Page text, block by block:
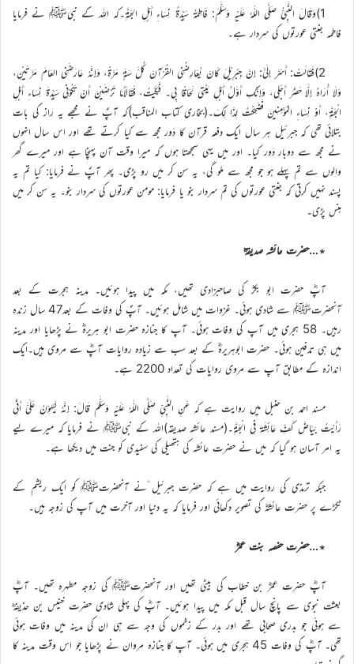
1)وَقَالَ النَّبِيُّ صَلَّى اللّٰهُ عَلَيْهِ وَسَلَّمَ: فَاطِمَةُ سَيِّدَةُ نِسَاءِ أَهْلِ الجَنَّةِ۔کہ اللہ کے نبیﷺ نے فرمایا
فاطمہ جنتی عورتوں کی سردار ہے۔
2)فَقَالَتْ: أَسَرَّ إِلَيَّ: إِنَّ جِبْرِيْلَ كَانَ يُعَارِضُنِي القُرْآنَ كُلَّ سَنَةٍ مَرَّةً، وَإِنَّهُ عَارَضَنِي العَامَ مَرَّتَيْنِ،
وَلَا أُرَاهُ إِلَّا حَضَرَ أَجَلِي، وَإِنَّكِ أَوَّلُ أَهْلِ بَيْتِي لَحَاقًا بِي۔ فَبَكَيْتُ، فَقَالَأَمَا تَرْضَيْنَ أَنْ تَكُوْنِي سَيِّدَةَ نِسَاءِ أَهْلِ
الْجَنَّةِ، أَوْ نِسَاءِ المُؤْمِنِينَ فَضَحِكْتُ لِذَا لِكَ۔(بخاری کتاب المناقب)کہ آپؐ نے مجھے یہ راز کی بات
بتلائی تھی کہ جبرئیل ہر سال ایک دفعہ قرآن کا دَور مجھ سے کیا کرتے تھے اور اس سال انہوں
نے مجھ سے دوبار دَور کیا۔ اور میں یہی سمجھتا ہوں کہ میرا وقت آن پہنچا ہے اور میرے گھر
والوں سے تم پہلے ہو جو مجھ سے ملو گی، یہ سن کر میں رو پڑی۔ پھر آپؐ نے فرمایا: کیا تم یہ
پسند نہیں کرتی کہ جنتی عورتوں کی تم سردار بنو یا فرمایا: مومن عورتوں کی سردار بنو۔ یہ سن کر میں
ہنس پڑی۔
٭…حضرت عائشہ صدیقہؓ
آپؓ حضرت ابو بکرؓ کی صاحبزادی تھیں، مکہ میں پیدا ہوئیں۔ مدینہ ہجرت کے بعد
آنحضرتﷺ سے شادی ہوئی۔ غزوات میں شامل ہوئیں۔ آپؐ کی وفات کے بعد47 سال زندہ
رہیں۔ 58 ہجری میں آپ کی وفات ہوئی۔ آپ کا جنازہ حضرت ابو ہریرہؓ نے پڑھایا اور مدینہ
میں ہی تدفین ہوئی۔ حضرت ابوہریرہؓ کے بعد سب سے زیادہ روایات آپؓ سے مروی ہیں۔ایک
اندازہ کے مطابق آپ سے مروی روایات کی تعداد 2200 ہے۔
مسند احمد بن حنبل میں روایت ہے کہ عَنِ النَّبِيِّ صَلَّى اللّٰهُ عَلَيْهِ وَسَلَّمَ قَالَ: إِنَّهُ لَيُهَوِّنُ عَلَيَّ أَنِّي
رَأَيْتُ بَيَاضَ كَفِّ عَائِشَةَ فِي الْجَنَّةِ۔(مسند عائشہ صدیقہ)اللہ کے نبیﷺ نے فرمایا کہ میرے لیے
یہ امر آسان ہو گیا کہ میں نے حضرت عائشہ کی ہتھیلی کی سفیدی کو جنت میں دیکھا ہے۔
جبکہ ترمذی کی روایت میں ہے کہ حضرت جبرئیل ؑنے آنحضرتﷺ کو ایک ریشم کے
ٹکڑے پر حضرت عائشہؓ کی تصویر دکھائی اور فرمایا کہ یہ دنیا اور آخرت میں آپ کی زوجہ ہیں۔
٭…حضرت حفصہ بنت عمرؓ
آپؓ حضرت عمرؓ بن خطاب کی بیٹی تھیں اور آنحضرتﷺ کی زوجہ مطہرہ تھیں۔ آپؓ
بعثت نبوی سے پانچ سال قبل مکہ میں پیدا ہوئیں۔ آپؓ کی پہلی شادی حضرت خنیس بن حذیفہؓ
سے ہوئی جو بدری صحابی تھے اور بدر کے زخموں کی وجہ سے ہی ان کی مدینہ میں وفات ہوئی
تھی۔ آپؓ کی وفات 45 ہجری میں ہوئی۔ آپ کا جنازہ مروان نے پڑھایا جو اس وقت مدینہ کا